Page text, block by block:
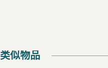
类似物品